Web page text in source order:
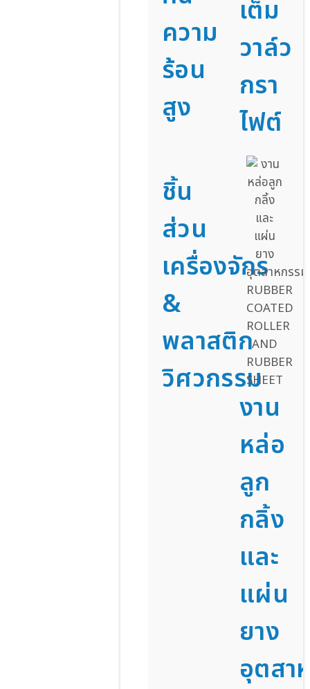
ความ
ร้อน
สูง
เต็ม
วาล์ว
กรา
ไฟต์
ชิ้น
ส่วน
เครื่องจักร
&
พลาสติก
วิศวกรรม
งาน
หล่อ
ลูก
กลิ้ง
และ
แผ่น
ยาง
อุตสา